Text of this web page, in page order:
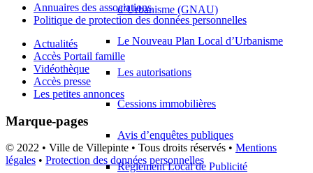
d’Urbanisme (GNAU)
Le Nouveau Plan Local d’Urbanisme
Les autorisations
Cessions immobilières
Avis d’enquêtes publiques
Règlement Local de Publicité
Annuaires des associations
Politique de protection des données personnelles
Actualités
Accès Portail famille
Vidéothèque
Accès presse
Les petites annonces
Marque-pages
© 2022 • Ville de Villepinte • Tous droits réservés • Mentions
légales • Protection des données personnelles